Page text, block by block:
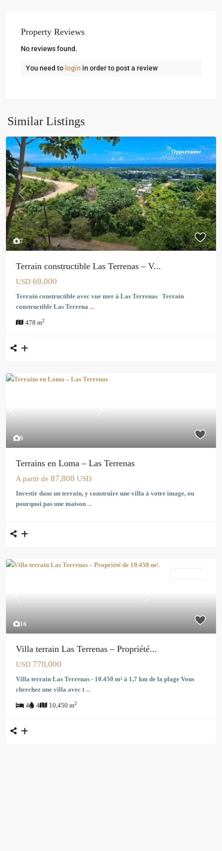
Property Reviews
No reviews found.
You need to login in order to post a review
Similar Listings
7
Previous Next
Opportunité
Terrain constructible Las Terrenas – V...
USD 69,000
Terrain constructible avec vue mer à Las Terrenas Terrain
constructible Las Terrena ...
478 m2
9
Terrains en Loma – Las Terrenas
A partir de 87,800 USD
Investir dans un terrain, y construire une villa à votre image, ou
pourquoi pas une maison ...
16
Villa terrain Las Terrenas – Propriété...
USD 770,000
Villa terrain Las Terrenas - 10.450 m² à 1,7 km de la plage Vous
cherchez une villa avec t...
4 4 10,450 m2